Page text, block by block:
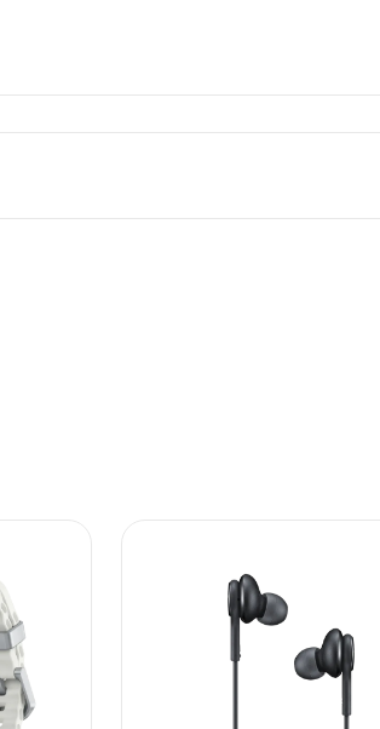
što tačnije i detaljnije ali ne može da